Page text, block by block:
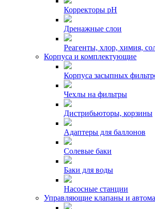
Корректоры pH
Дренажные слои
Реагенты, хлор, химия,
Корпуса и комплектующие
Корпуса засыпных
Чехлы на фильтры
Дистрибьюторы, корзины
Адаптеры для баллонов
Солевые баки
Баки для воды
Насосные станции
Управляющие клапаны и